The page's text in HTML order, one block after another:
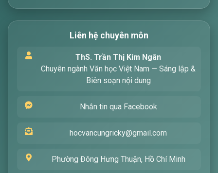
tìm kiếm các bài viết về văn học. Hãy nhập từ
khóa mà bạn quan tâm, tôi sẽ giúp bạn ngay
Liên hệ chuyên môn
ThS. Trần Thị Kim Ngân
Chuyên ngành Văn học Việt Nam — Sáng lập &
Biên soạn nội dung
Nhắn tin qua Facebook
hocvancungricky@gmail.com
Phường Đông Hưng Thuận, Hồ Chí Minh